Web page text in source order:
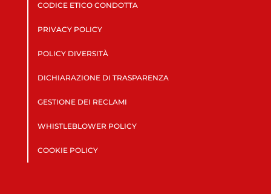
CODICE ETICO CONDOTTA
PRIVACY POLICY
POLICY DIVERSITÀ
DICHIARAZIONE DI TRASPARENZA
GESTIONE DEI RECLAMI
WHISTLEBLOWER POLICY
COOKIE POLICY